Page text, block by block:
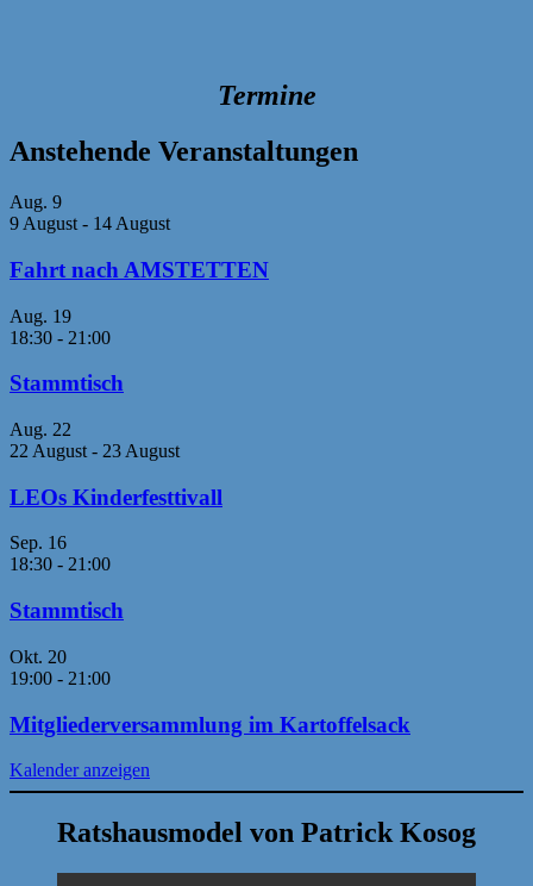
Termine
Anstehende Veranstaltungen
Aug. 9
9 August - 14 August
Fahrt nach AMSTETTEN
Aug. 19
18:30 - 21:00
Stammtisch
Aug. 22
22 August - 23 August
LEOs Kinderfesttivall
Sep. 16
18:30 - 21:00
Stammtisch
Okt. 20
19:00 - 21:00
Mitgliederversammlung im Kartoffelsack
Kalender anzeigen
Ratshausmodel von Patrick Kosog